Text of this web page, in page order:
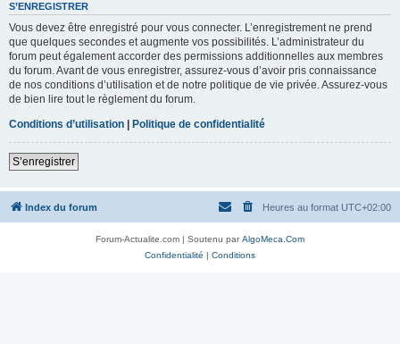
S’ENREGISTRER
Vous devez être enregistré pour vous connecter. L’enregistrement ne prend
que quelques secondes et augmente vos possibilités. L’administrateur du
forum peut également accorder des permissions additionnelles aux membres
du forum. Avant de vous enregistrer, assurez-vous d’avoir pris connaissance
de nos conditions d’utilisation et de notre politique de vie privée. Assurez-vous
de bien lire tout le règlement du forum.
Conditions d’utilisation | Politique de confidentialité
S’enregistrer
Index du forum Heures au format UTC+02:00
Forum-Actualite.com | Soutenu parAlgoMeca.Com
Confidentialité | Conditions